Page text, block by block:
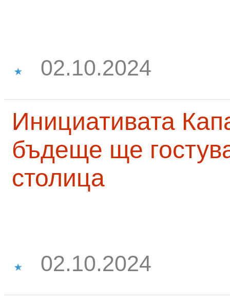
02.10.2024
Инициативата
бъдеще ще
столица
02.10.2024